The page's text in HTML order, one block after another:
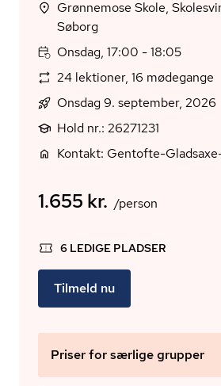
Grønnemose Skole,
Søborg
Onsdag, 17:00 - 18:05
24 lektioner, 16 mødegange
Onsdag 9. september, 2026
Hold nr.: 26271231
Kontakt: Gentofte-
1.655 kr. /person
6 LEDIGE PLADSER
Tilmeld nu
Priser for særlige grupper